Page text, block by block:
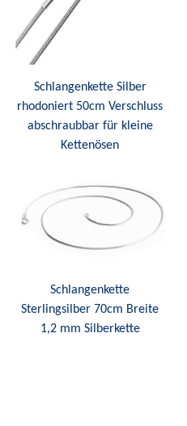
Schlangenkette Silber
rhodoniert 50cm Verschluss
abschraubbar für kleine
Kettenösen
Schlangenkette
Sterlingsilber 70cm Breite
1,2 mm Silberkette